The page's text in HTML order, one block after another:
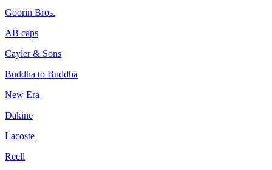
Goorin Bros.
AB caps
Cayler & Sons
Buddha to Buddha
New Era
Dakine
Lacoste
Reell